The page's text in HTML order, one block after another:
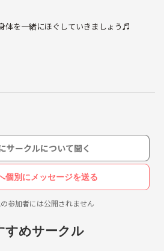
い♪
体を一緒にほぐしていきましょう♬
にヨガで身体を動かしましょ〜♪
ので、私もヨガを始めました 笑
マり、今は元々やっていたダンスとバレエ
サークルについて聞く
個別にメッセージを送る
参加者には公開されません
すめサークル